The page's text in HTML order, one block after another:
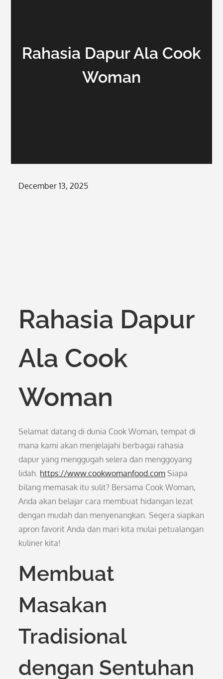
Rahasia Dapur Ala Cook
Woman
Posted
December 13, 2025
Rahasia Dapur
Ala Cook
Woman
Selamat datang di dunia Cook Woman, tempat di
mana kami akan menjelajahi berbagai rahasia
dapur yang menggugah selera dan menggoyang
lidah. https://www.cookwomanfood.com Siapa
bilang memasak itu sulit? Bersama Cook Woman,
Anda akan belajar cara membuat hidangan lezat
dengan mudah dan menyenangkan. Segera siapkan
apron favorit Anda dan mari kita mulai petualangan
kuliner kita!
Membuat
Masakan
Tradisional
dengan Sentuhan